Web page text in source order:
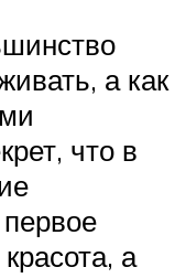
а как
что в
а